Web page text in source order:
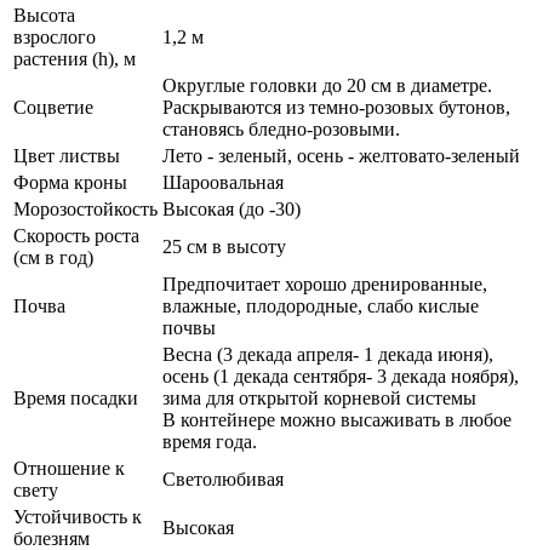
Высота
взрослого
растения (h), м
1,2 м
Соцветие
Округлые головки до 20 см в диаметре.
Раскрываются из темно-розовых бутонов,
становясь бледно-розовыми.
Цвет листвы
Лето - зеленый, осень - желтовато-зеленый
Форма кроны
Шароовальная
Морозостойкость Высокая (до -30)
Скорость роста
(см в год)
25 см в высоту
Почва
Предпочитает хорошо дренированные,
влажные, плодородные, слабо кислые
почвы
Время посадки
Весна (3 декада апреля- 1 декада июня),
осень (1 декада сентября- 3 декада ноября),
зима для открытой корневой системы
В контейнере можно высаживать в любое
время года.
Отношение к
свету
Светолюбивая
Устойчивость к
болезням
Высокая